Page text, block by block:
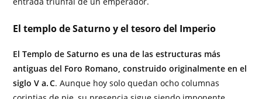
El templo de Saturno y el tesoro del Imperio
El Templo de Saturno es una de las estructuras más
antiguas del Foro Romano, construido originalmente en el
siglo V a. C. Aunque hoy solo quedan ocho columnas